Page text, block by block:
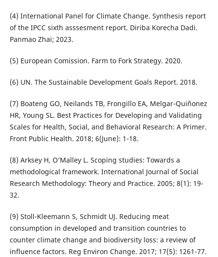
(4) International Panel for Climate Change. Synthesis report
of the IPCC sixth asssesment report. Diriba Korecha Dadi.
Panmao Zhai; 2023.
(5) European Comission. Farm to Fork Strategy. 2020.
(6) UN. The Sustainable Development Goals Report. 2018.
(7) Boateng GO, Neilands TB, Frongillo EA, Melgar-Quiñonez
HR, Young SL. Best Practices for Developing and Validating
Scales for Health, Social, and Behavioral Research: A Primer.
Front Public Health. 2018; 6(June): 1-18.
(8) Arksey H, O’Malley L. Scoping studies: Towards a
methodological framework. International Journal of Social
Research Methodology: Theory and Practice. 2005; 8(1): 19-
32.
(9) Stoll-Kleemann S, Schmidt UJ. Reducing meat
consumption in developed and transition countries to
counter climate change and biodiversity loss: a review of
influence factors. Reg Environ Change. 2017; 17(5): 1261-77.